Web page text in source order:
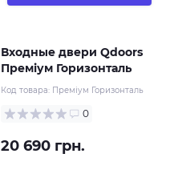
Входные двери Qdoors
Преміум Горизонталь
Код товара: Преміум Горизонталь
0
20 690 грн.